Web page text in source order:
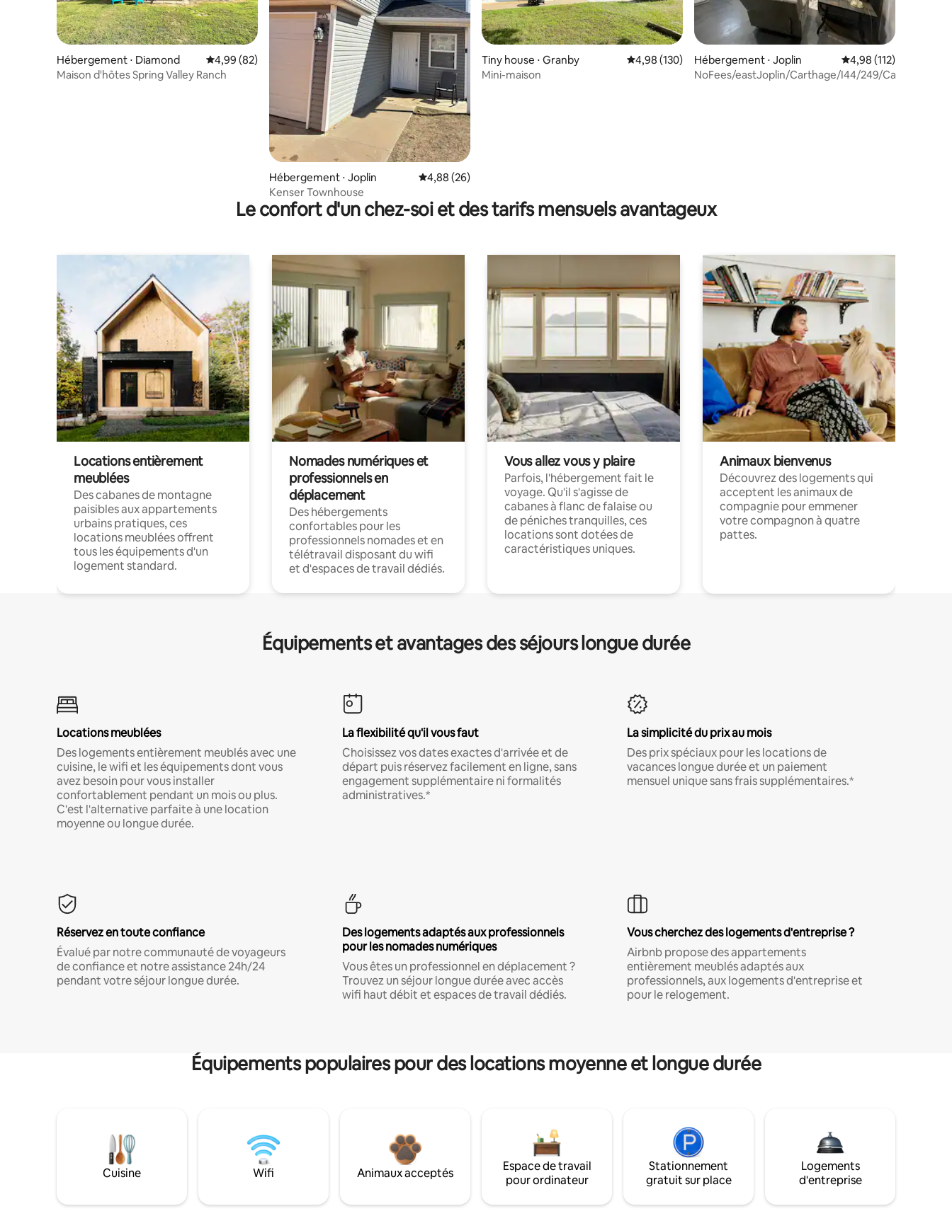
Hébergement ⋅ Diamond Évaluation moyenne sur la base de 82 commentaires : 4,99 sur 5
4,99 (82)
Maison d'hôtes Spring Valley Ranch
Hébergement ⋅ Joplin Évaluation moyenne sur la base de 26 commentaires : 4,88 sur 5
4,88 (26)
Kenser Townhouse
Tiny house ⋅ Granby Évaluation moyenne sur la base de 130 commentaires : 4,98 sur 5
4,98 (130)
Mini-maison
Hébergement ⋅ Joplin Évaluation moyenne
4,98 (112)
NoFees/eastJoplin/Carthage/I44/249/Casino/MSSU/
Le confort d'un chez-soi et des tarifs mensuels avantageux
Locations entièrement
meublées
Des cabanes de montagne
paisibles aux appartements
urbains pratiques, ces
locations meublées offrent
tous les équipements d'un
logement standard.
Nomades numériques et
professionnels en
déplacement
Des hébergements
confortables pour les
professionnels nomades et en
télétravail disposant du wifi
et d'espaces de travail dédiés.
Vous allez vous y plaire
Parfois, l'hébergement fait le
voyage. Qu'il s'agisse de
cabanes à flanc de falaise ou
de péniches tranquilles, ces
locations sont dotées de
caractéristiques uniques.
Animaux bienvenus
Découvrez des logements qui
acceptent les animaux de
compagnie pour emmener
votre compagnon à quatre
pattes.
Équipements et avantages des séjours longue durée
Locations meublées
Des logements entièrement meublés avec une
cuisine, le wifi et les équipements dont vous
avez besoin pour vous installer
confortablement pendant un mois ou plus.
C'est l'alternative parfaite à une location
moyenne ou longue durée.
La flexibilité qu'il vous faut
Choisissez vos dates exactes d'arrivée et de
départ puis réservez facilement en ligne, sans
engagement supplémentaire ni formalités
administratives.*
La simplicité du prix au mois
Des prix spéciaux pour les locations de
vacances longue durée et un paiement
mensuel unique sans frais supplémentaires.*
Réservez en toute confiance
Évalué par notre communauté de voyageurs
de confiance et notre assistance 24h/24
pendant votre séjour longue durée.
Des logements adaptés aux professionnels
pour les nomades numériques
Vous êtes un professionnel en déplacement ?
Trouvez un séjour longue durée avec accès
wifi haut débit et espaces de travail dédiés.
Vous cherchez des logements d'entreprise ?
Airbnb propose des appartements
entièrement meublés adaptés aux
professionnels, aux logements d'entreprise et
pour le relogement.
Équipements populaires pour des locations moyenne et longue durée
Cuisine Wifi Animaux acceptés
Espace de travail
pour ordinateur
Stationnement
gratuit sur place
Logements
d'entreprise